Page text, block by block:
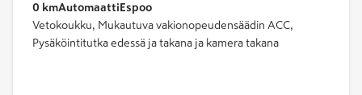
0 kmAutomaattiEspoo
Vetokoukku, Mukautuva vakionopeudensäädin ACC,
Pysäköintitutka edessä ja takana ja kamera takana